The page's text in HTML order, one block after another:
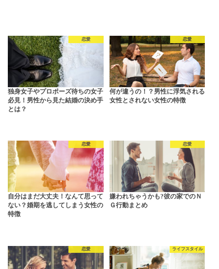
恋愛
独身女子やプロポーズ待ちの女子
必見！男性から見た結婚の決め手
とは？
恋愛
何が違うの！？男性に浮気される
女性とされない女性の特徴
恋愛
自分はまだ大丈夫！なんて思って
ない？婚期を逃してしまう女性の
特徴
恋愛
嫌われちゃうかも?彼の家でのＮ
Ｇ行動まとめ
恋愛 ライフスタイル